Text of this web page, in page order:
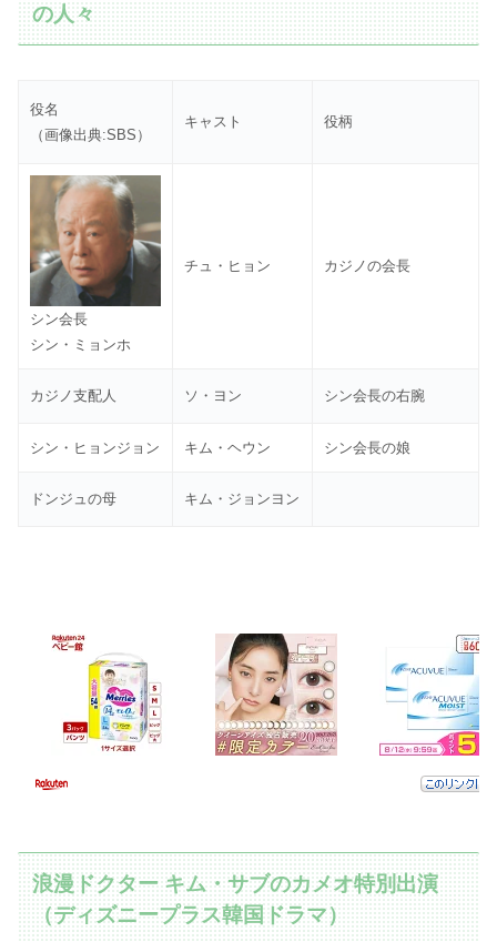
の人々
役名
（画像出典:SBS）
キャスト 役柄
シン会長
シン・ミョンホ
チュ・ヒョン カジノの会長
カジノ支配人 ソ・ヨン シン会長の右腕
シン・ヒョンジョン キム・ヘウン シン会長の娘
ドンジュの母 キム・ジョンヨン
浪漫ドクター キム・サブのカメオ特別出演
（ディズニープラス韓国ドラマ）